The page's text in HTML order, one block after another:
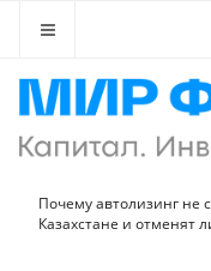
Почему автолизинг не
Казахстане и отменят